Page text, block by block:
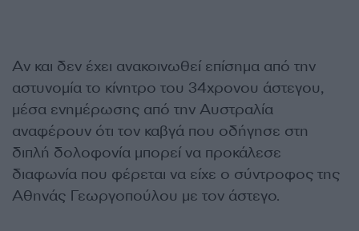
Αν και δεν έχει ανακοινωθεί επίσημα από την
αστυνομία το κίνητρο του 34χρονου άστεγου,
μέσα ενημέρωσης από την Αυστραλία
αναφέρουν ότι τον καβγά που οδήγησε στη
διπλή δολοφονία μπορεί να προκάλεσε
διαφωνία που φέρεται να είχε ο σύντροφος της
Αθηνάς Γεωργοπούλου με τον άστεγο.